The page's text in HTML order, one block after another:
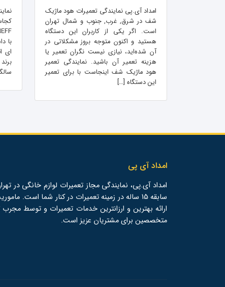
امداد آی.پی نمایندگی تعمیرات هود ماژیک
شف در شرق, غرب, جنوب و شمال تهران
است. اگر یکی از کاربران این دستگاه
هستید و اکنون متوجه بروز مشکلاتی در
آن شده‌اید، نیازی نیست نگران تعمیر یا
هزینه تعمیر آن باشید. نمایندگی تعمیر
هود ماژیک شف اینجاست با برای تعمیر
این دستگاه […]
با
ای
امداد آی پی
امداد آی.پی، نمایندگی مجاز تعمیرات لوازم خانگی در
سابقه 15 ساله در زمینه تعمیرات در کنار شما است.
ارائه بهترین و ارزانترین خدمات تعمیرات و توسط مجرب
متخصصین برای مشتریان عزیز است.